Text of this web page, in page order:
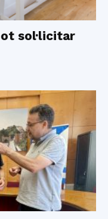
sol·licitar